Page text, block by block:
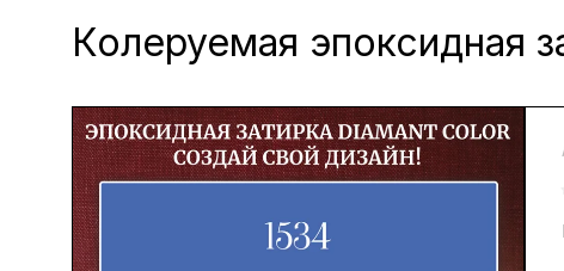
Колеруемая эпоксидная